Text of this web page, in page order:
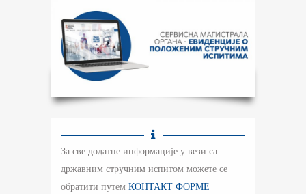
За све додатне информације у вези са
државним стручним испитом можете се
обратити путем КОНТАКТ ФОРМЕ